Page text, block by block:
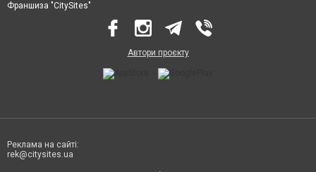
Франшиза "CitySites"
Автори проєкту
Реклама на сайті:
rek@citysites.ua